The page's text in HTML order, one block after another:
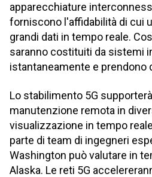
apparecchiature
forniscono l'affidabilità di cui
grandi dati in tempo reale.
saranno costituiti da sistemi
istantaneamente e prendono
Lo stabilimento 5G
manutenzione remota in
visualizzazione in tempo
parte di team di ingegneri
Washington può valutare in
Alaska. Le reti 5G